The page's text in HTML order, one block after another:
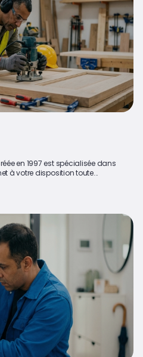
en 1997 est spécialisée dans
à votre disposition toute...